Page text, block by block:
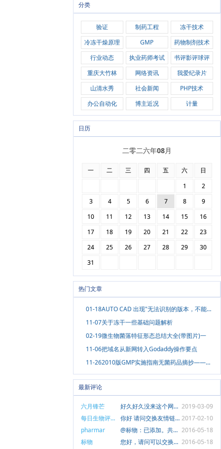
分类
验证 制药工程
冻干技术
冷冻干燥原理
GMP
药物制剂技术
行业动态
执业药师考试
书评影评球评
重庆大竹林
网络资讯
我爱纪录片
山清水秀
社会新闻
PHP技术
办公自动化
博主近况 计量
日历
二零二六年08月
一 二 三 四 五 六
日
1
2
3
4 5 6 7 8
9
10
11 12 13 14 15
16
17
18 19 20 21 22
23
24
25 26 27 28 29
30
31
热门文章
01-18AUTO CAD 出现"无法识别的版本，不能读取"的解决方法
11-07关于冻干一些基础问题解析
02-19微生物菌落特征形态总结大全(带图片)一
11-06把域名从新网转入Godaddy操作要点
11-262010版GMP实施指南无菌药品摘抄——无菌区着装和更衣确认
最新评论
2019-03-09
六月锋芒
好久好久没来这个网站了，这个页面上那个六...
2017-02-10
每日生物评论
你好 请问交换友情链接吗？我的网址是ht...
2016-05-18
pharmar
@标物：已添加。共同进步。
2016-05-18
标物
您好，请问可以交换友情链接吗？我的网址是...